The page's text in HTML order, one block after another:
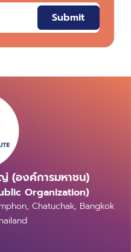
Submit
(องค์การมหาชน)
Organization)
Chatuchak, Bangkok